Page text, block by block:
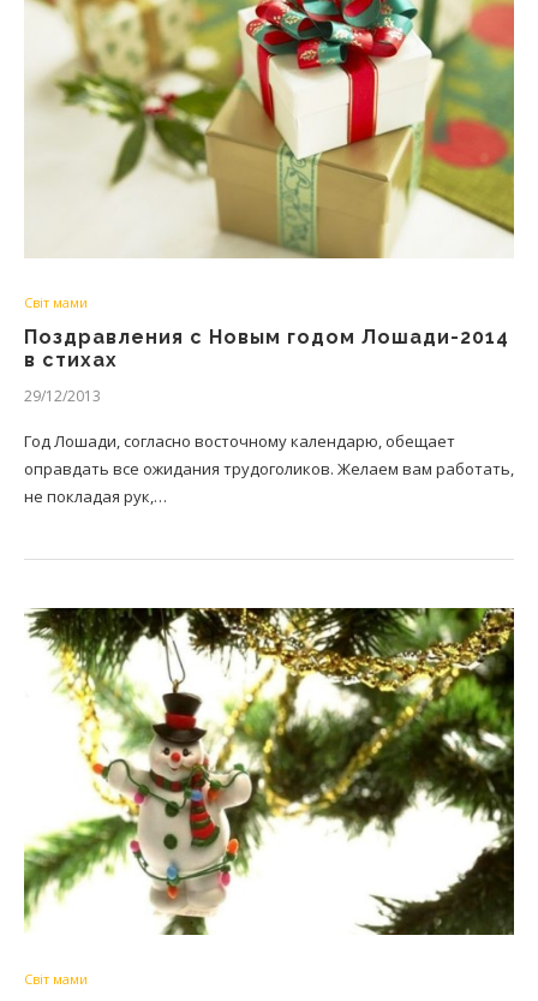
Світ мами
Поздравления с Новым годом Лошади-2014
в стихах
29/12/2013
Год Лошади, согласно восточному календарю, обещает
оправдать все ожидания трудоголиков. Желаем вам работать,
не покладая рук,…
Світ мами